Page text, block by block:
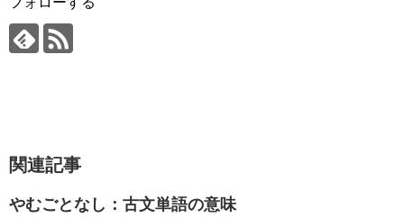
関連記事
やむごとなし：古文単語の意味